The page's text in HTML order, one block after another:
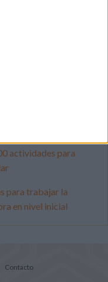
actividades para
para trabajar la
en nivel inicial
Contacto